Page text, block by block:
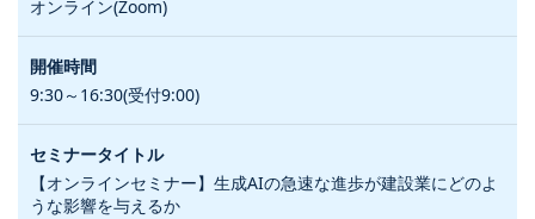
オンライン(Zoom)
9:30～16:30(受付9:00)
【オンラインセミナー】生成AIの急速な進歩が建設業にどのよ
うな影響を与えるか